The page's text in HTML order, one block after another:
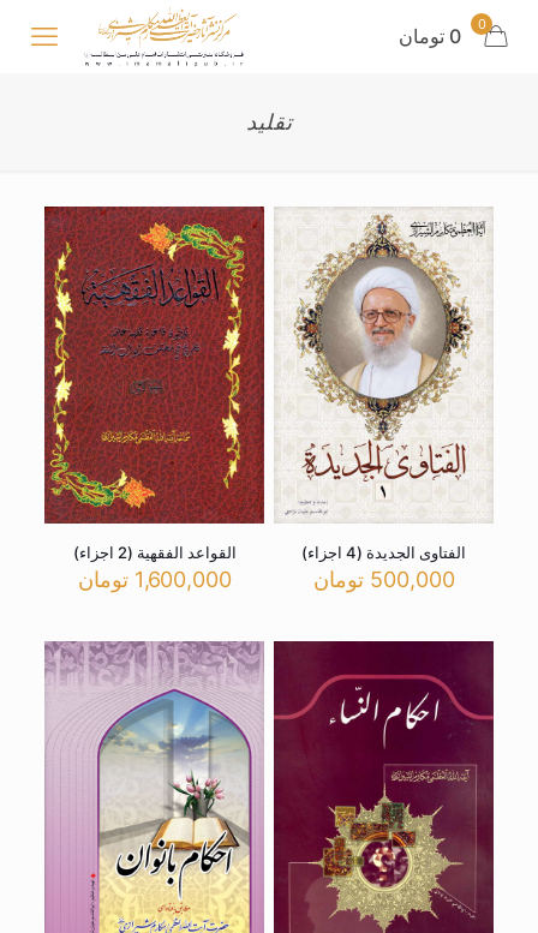
0 0 تومان
تقلید
الفتاوی الجدیدة (4 اجزاء)
500,000 تومان
القواعد الفقهیة (2 اجزاء)
1,600,000 تومان